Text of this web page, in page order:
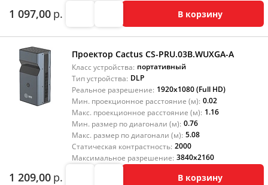
1 097,00 р. В корзину
Проектор Cactus CS-PRU.03B.WUXGA-A
Класс устройства: портативный
Тип устройства: DLP
Реальное разрешение: 1920x1080 (Full HD)
Мин. проекционное расстояние (м): 0.02
Макс. проекционное расстояние (м): 1.16
Мин. размер по диагонали (м): 0.76
Макс. размер по диагонали (м): 5.08
Статическая контрастность: 2000
Максимальное разрешение: 3840x2160
1 209,00 р. В корзину